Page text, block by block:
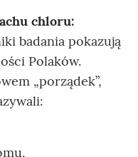
chloru:
badania pokazują
Polaków.
„porządek”,